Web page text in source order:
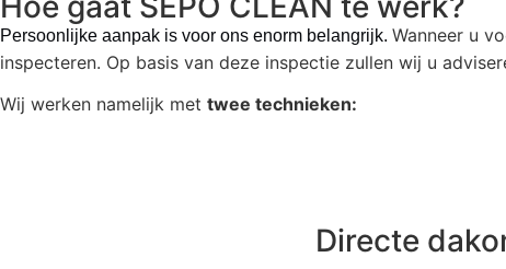
Persoonlijke aanpak is voor ons enorm belangrijk. Wanneer u
inspecteren. Op basis van deze inspectie zullen wij u
Wij werken namelijk met twee technieken:
Directe